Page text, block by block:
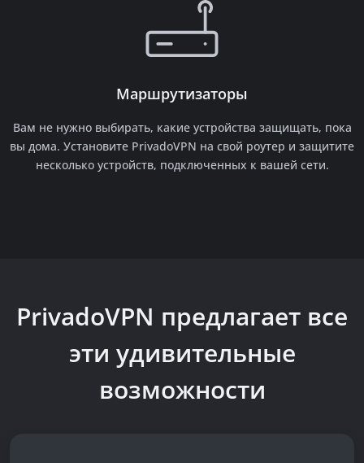
Маршрутизаторы
Вам не нужно выбирать, какие устройства защищать, пока
вы дома. Установите PrivadoVPN на свой роутер и защитите
несколько устройств, подключенных к вашей сети.
PrivadoVPN предлагает все
эти удивительные
возможности